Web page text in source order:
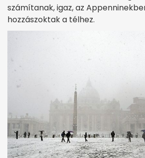
számítanak, igaz, az
hozzászoktak a télhez.